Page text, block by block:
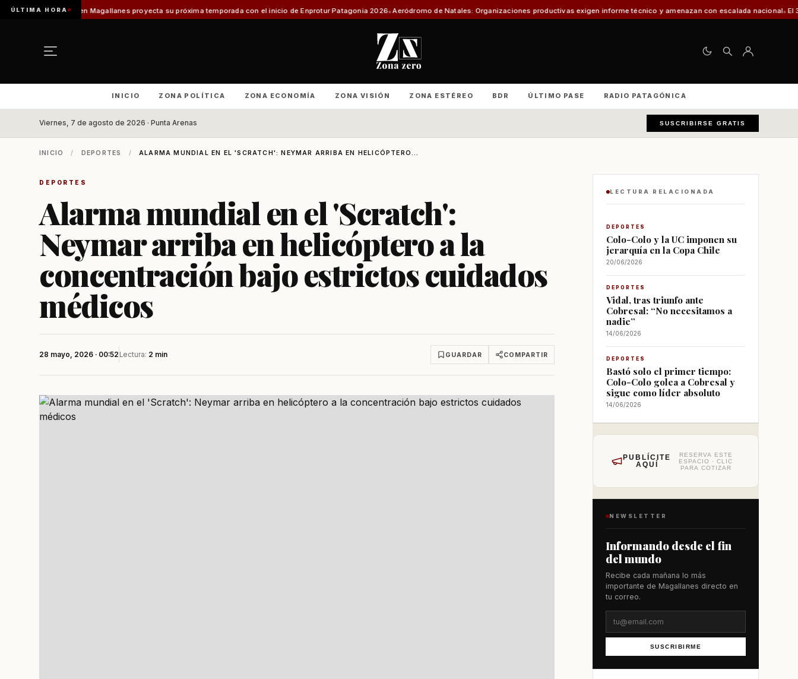
ÚLTIMA HORA
en Magallanes proyecta su próxima temporada con el inicio de Enprotur Patagonia 2026 Aeródromo de Natales: Organizaciones productivas exigen informe técnico y amenazan con escalada nacional El 30% de los
INICIO ZONA POLÍTICA ZONA ECONOMÍA ZONA VISIÓN ZONA ESTÉREO BDR ÚLTIMO PASE RADIO PATAGÓNICA
Viernes, 7 de agosto de 2026 · Punta Arenas SUSCRIBIRSE GRATIS
INICIO / DEPORTES / ALARMA MUNDIAL EN EL 'SCRATCH': NEYMAR ARRIBA EN HELICÓPTERO...
DEPORTES
Alarma mundial en el 'Scratch':
Neymar arriba en helicóptero a la
concentración bajo estrictos cuidados
médicos
28 mayo, 2026 · 00:52 Lectura: 2 min GUARDAR COMPARTIR
LECTURA RELACIONADA
DEPORTES
Colo-Colo y la UC imponen su
jerarquía en la Copa Chile
20/06/2026
DEPORTES
Vidal, tras triunfo ante
Cobresal: “No necesitamos a
nadie”
14/06/2026
DEPORTES
Bastó solo el primer tiempo:
Colo-Colo golea a Cobresal y
sigue como líder absoluto
14/06/2026
PUBLÍCITE
AQUÍ
RESERVA ESTE
ESPACIO · CLIC
PARA COTIZAR
NEWSLETTER
Informando desde el fin
del mundo
Recibe cada mañana lo más
importante de Magallanes directo en
tu correo.
SUSCRIBIRME